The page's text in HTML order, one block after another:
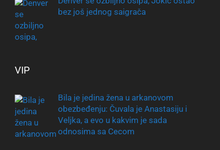
bez još jednog saigrača
VIP
Bila je jedina žena u arkanovom
obezbeđenju: Čuvala je Anastasiju i
Veljka, a evo u kakvim je sada
odnosima sa Cecom